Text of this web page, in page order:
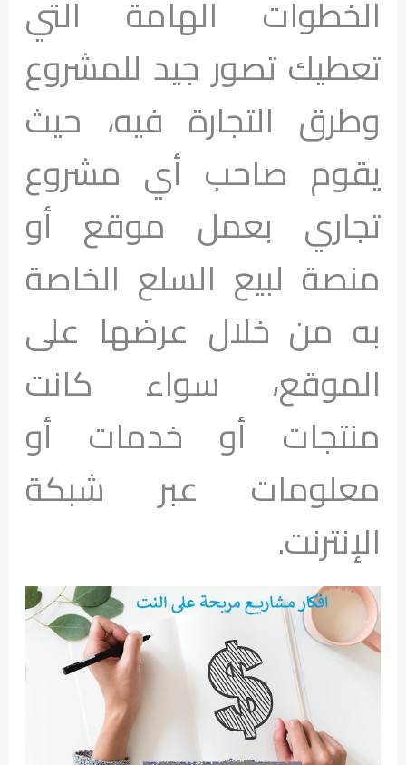
الخطوات الهامة التي
تعطيك تصور جيد للمشروع
وطرق التجارة فيه، حيث
يقوم صاحب أي مشروع
تجاري بعمل موقع أو
منصة لبيع السلع الخاصة
به من خلال عرضها على
الموقع، سواء كانت
منتجات أو خدمات أو
معلومات عبر شبكة
الإنترنت.